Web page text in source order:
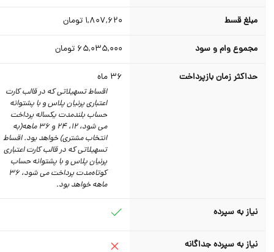
مبلغ قسط 1,807,620 تومان
مجموع وام و سود 65,035,000تومان
حداکثر زمان بازپرداخت ماه
اقساط تسهیلاتی که در قالب کارت
اعتباری پرنیان پلاس و با پشتوانه
حساب بلند‌مدت یکساله پرداخت
می شود، 12، 24 و 36 ماهه(به
انتخاب مشتری) خواهد بود. اقساط
تسهیلاتی که در قالب کارت اعتباری
پرنیان پلاس و با پشتوانه حساب
کوتاه‌مدت پرداخت می شود، 36
ماهه خواهد بود.
نیاز به سپرده
نیاز به سپرده جداگانه